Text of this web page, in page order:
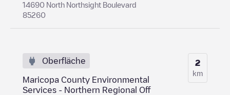
14690 North Northsight Boulevard
85260
Oberfläche
Maricopa County Environmental
Services - Northern Regional Off
2
km